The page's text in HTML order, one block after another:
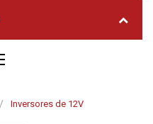
Inversores de 12V